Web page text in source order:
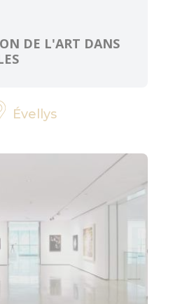
DE L'ART DANS
Évellys